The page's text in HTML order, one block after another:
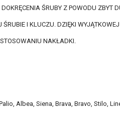
ŚRUBY Z POWODU ZBYT
I KLUCZU. DZIĘKI
NAKŁADKI.
Albea, Siena, Brava, Bravo, Stilo,